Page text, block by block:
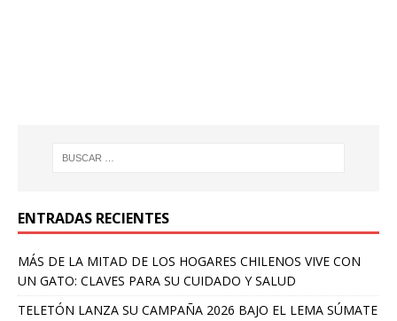
ENTRADAS RECIENTES
MÁS DE LA MITAD DE LOS HOGARES CHILENOS VIVE CON
UN GATO: CLAVES PARA SU CUIDADO Y SALUD
TELETÓN LANZA SU CAMPAÑA 2026 BAJO EL LEMA SÚMATE